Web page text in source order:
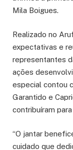
Mila Boigues.
Realizado no
expectativas e
representantes
ações
especial contou
Garantido e
contribuíram
“O jantar
cuidado que